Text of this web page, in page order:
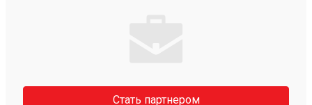
Стать партнером